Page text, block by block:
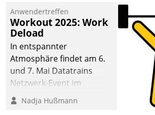
Anwendertreffen
Workout 2025: Work
Deload
In entspannter
Atmosphäre findet am 6.
und 7. Mai Datatrains
Netzwerk-Event im
Kunden- und Partnerkreis
statt. Zentrale Frage: Wie
Nadja Hußmann